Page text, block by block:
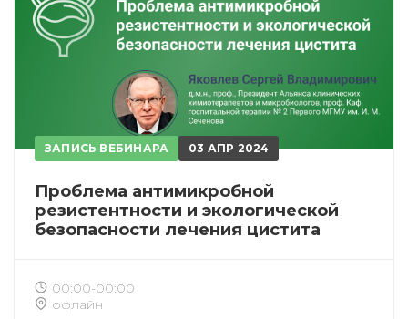
ЗАПИСЬ ВЕБИНАРА 03 АПР 2024
Проблема антимикробной
резистентности и экологической
безопасности лечения цистита
00:00-00:00
офлайн